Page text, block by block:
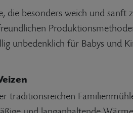
die besonders weich und
unbedenklich für Babys und